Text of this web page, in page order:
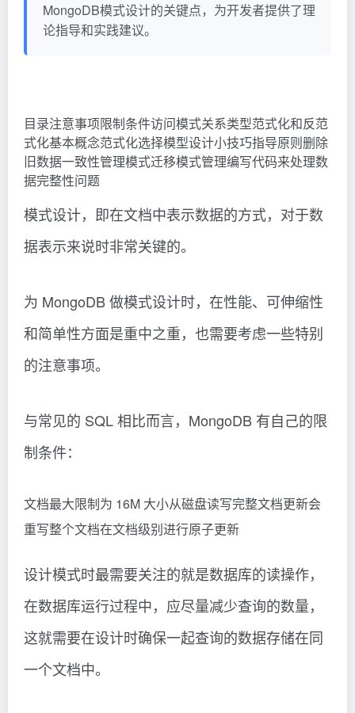
MongoDB模式设计的关键点，为开发者提供了理
论指导和实践建议。
目录注意事项限制条件访问模式关系类型范式化和反范
式化基本概念范式化选择模型设计小技巧指导原则删除
旧数据一致性管理模式迁移模式管理编写代码来处理数
据完整性问题
模式设计，即在文档中表示数据的方式，对于数
据表示来说时非常关键的。
为 MongoDB 做模式设计时，在性能、可伸缩性
和简单性方面是重中之重，也需要考虑一些特别
的注意事项。
与常见的 SQL 相比而言，MongoDB 有自己的限
制条件：
文档最大限制为 16M 大小从磁盘读写完整文档更新会
重写整个文档在文档级别进行原子更新
设计模式时最需要关注的就是数据库的读操作，
在数据库运行过程中，应尽量减少查询的数量，
这就需要在设计时确保一起查询的数据存储在同
一个文档中。